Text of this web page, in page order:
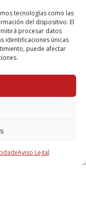
tecnologías como las
del dispositivo. El
procesar datos
identificaciones únicas
puede afectar
Aviso Legal
S.L. informa aos usuários que os